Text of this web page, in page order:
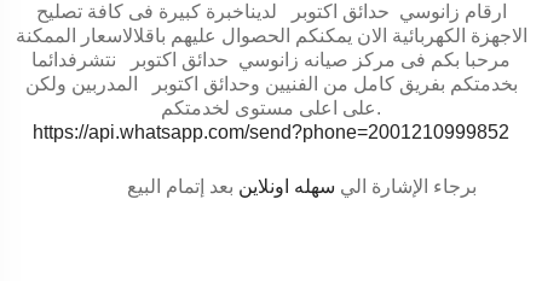
ارقام زانوسي حدائق اكتوبر لديناخبرة كبيرة فى كافة تصليح
الاجهزة الكهربائية الان يمكنكم الحصوال عليهم باقلالاسعار الممكنة
مرحبا بكم فى مركز صيانه زانوسي حدائق اكتوبر نتشرفدائما
بخدمتكم بفريق كامل من الفنيين وحدائق اكتوبر المدربين ولكن
على اعلى مستوى لخدمتكم.
https://api.whatsapp.com/send?phone=2001210999852
برجاء الإشارة الي سهله اونلاين بعد إتمام البيع